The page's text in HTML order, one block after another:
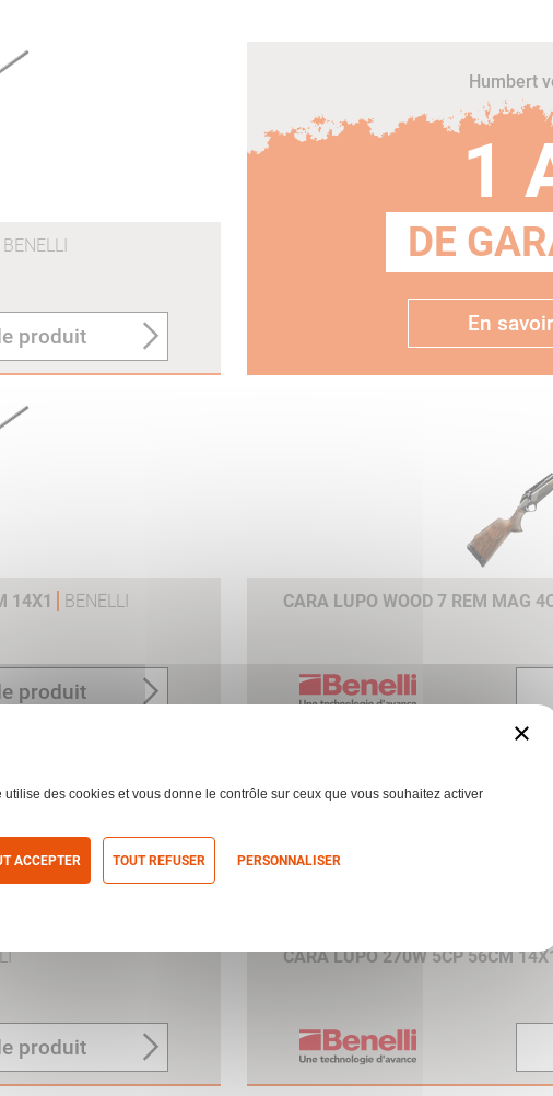
BENELLI
produit
Humbert
1
DE
En
14X1 BENELLI
produit
CARA LUPO WOOD 7 REM MAG
produit
CARA LUPO 270W 5CP 56CM
×
utilise des cookies et vous donne le contrôle sur ceux que vous souhaitez activer
ACCEPTER TOUT REFUSER PERSONNALISER